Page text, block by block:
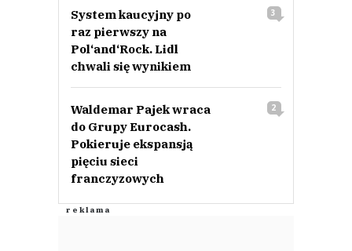
System kaucyjny po
raz pierwszy na
Pol‘and‘Rock. Lidl
chwali się wynikiem
3
Waldemar Pajek wraca
do Grupy Eurocash.
Pokieruje ekspansją
pięciu sieci
franczyzowych
2